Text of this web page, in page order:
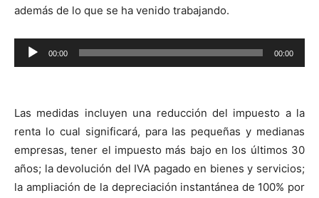
además de lo que se ha venido trabajando.
Reproductor
de
00:00 00:00
Las medidas incluyen una reducción del impuesto a la
renta lo cual significará, para las pequeñas y medianas
empresas, tener el impuesto más bajo en los últimos 30
años; la devolución del IVA pagado en bienes y servicios;
la ampliación de la depreciación instantánea de 100% por